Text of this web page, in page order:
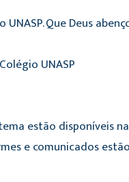
Que Deus
UNASP
estão disponíveis
e comunicados